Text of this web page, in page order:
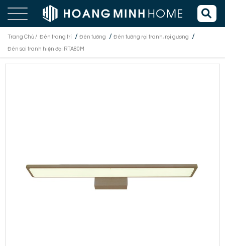
Trang Chủ / Đèn trang trí / Đèn tường / Đèn tường rọi tranh, rọi gương /
Đèn soi tranh hiện đại RTA80M